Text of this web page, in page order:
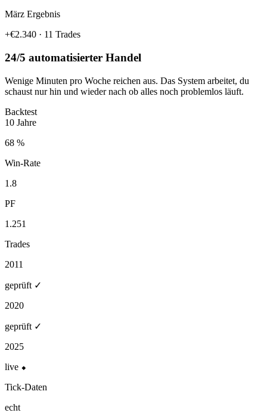
März Ergebnis
+€2.340 · 11 Trades
24/5 automatisierter Handel
Wenige Minuten pro Woche reichen aus. Das System arbeitet, du
schaust nur hin und wieder nach ob alles noch problemlos läuft.
Backtest
10 Jahre
68 %
Win-Rate
1.8
PF
1.251
Trades
2011
geprüft ✓
2020
geprüft ✓
2025
live ⬥
Tick-Daten
echt